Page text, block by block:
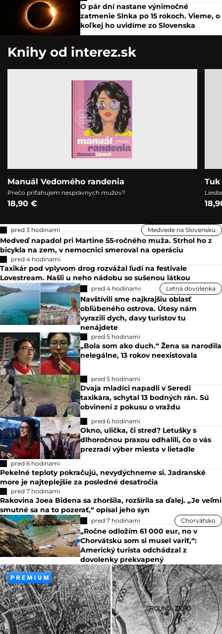
O pár dní nastane výnimočné
zatmenie Slnka po 15 rokoch. Vieme, o
koľkej ho uvidíme zo Slovenska
Knihy od interez.sk
Manuál Vedomého randenia
Prečo priťahujem nesprávnych mužov?
18,90 €
pred 3 hodinami Medvede na Slovensku
Medveď napadol pri Martine 55-ročného muža. Strhol ho z
bicykla na zem, v nemocnici smeroval na operáciu
pred 4 hodinami
Taxikár pod vplyvom drog rozvážal ľudí na festivale
Lovestream. Našli u neho nádobu so sušenou látkou
pred 4 hodinami Letná dovolenka
Navštívili sme najkrajšiu oblasť
obľúbeného ostrova. Útesy nám
vyrazili dych, davy turistov tu
nenájdete
pred 5 hodinami
„Bola som ako duch.“ Žena sa narodila
nelegálne, 13 rokov neexistovala
pred 5 hodinami
Dvaja mladíci napadli v Seredi
taxikára, schytal 13 bodných rán. Sú
obvinení z pokusu o vraždu
pred 6 hodinami
Okno, ulička, či stred? Letušky s
dlhoročnou praxou odhalili, čo o vás
prezradí výber miesta v lietadle
pred 6 hodinami
Pekelné teploty pokračujú, nevydýchneme si. Jadranské
more je najteplejšie za posledné desaťročia
pred 7 hodinami
Rakovina Joea Bidena sa zhoršila, rozšírila sa ďalej. „Je veľmi
smutné sa na to pozerať,“ opísal jeho syn
pred 7 hodinami Chorvátsko
„Ročne odložím 61 000 eur, no v
Chorvátsku som si musel variť,“:
Americký turista odchádzal z
dovolenky prekvapený